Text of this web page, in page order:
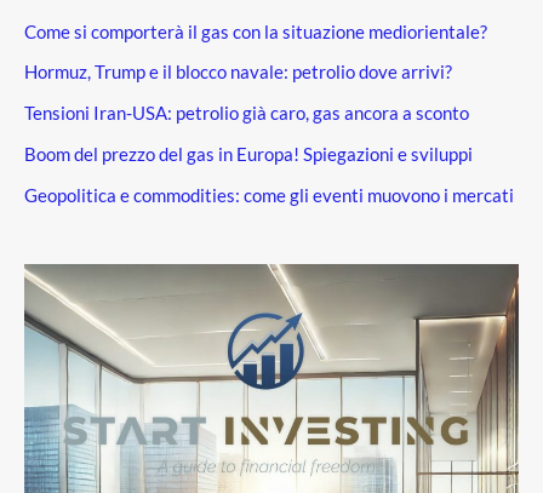
Come si comporterà il gas con la situazione mediorientale?
Hormuz, Trump e il blocco navale: petrolio dove arrivi?
Tensioni Iran-USA: petrolio già caro, gas ancora a sconto
Boom del prezzo del gas in Europa! Spiegazioni e sviluppi
Geopolitica e commodities: come gli eventi muovono i mercati